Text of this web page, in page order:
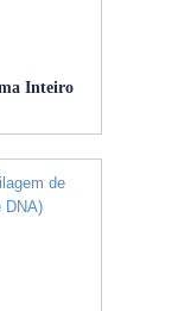
Inteiro